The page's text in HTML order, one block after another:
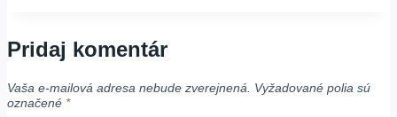
Pridaj komentár
Vaša e-mailová adresa nebude zverejnená. Vyžadované polia sú
označené *